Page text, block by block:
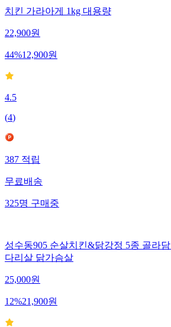
치킨 가라아게 1kg 대용량
22,900원
44%12,900원
4.5
(4)
387 적립
무료배송
325명 구매중
성수동905 순살치킨&닭강정 5종 골라
다리살 닭가슴살
25,000원
12%21,900원